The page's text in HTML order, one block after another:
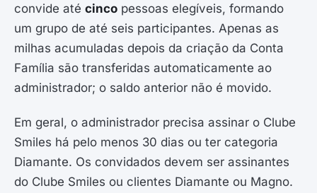
convide até cinco pessoas elegíveis, formando
um grupo de até seis participantes. Apenas as
milhas acumuladas depois da criação da Conta
Família são transferidas automaticamente ao
administrador; o saldo anterior não é movido.
Em geral, o administrador precisa assinar o Clube
Smiles há pelo menos 30 dias ou ter categoria
Diamante. Os convidados devem ser assinantes
do Clube Smiles ou clientes Diamante ou Magno.